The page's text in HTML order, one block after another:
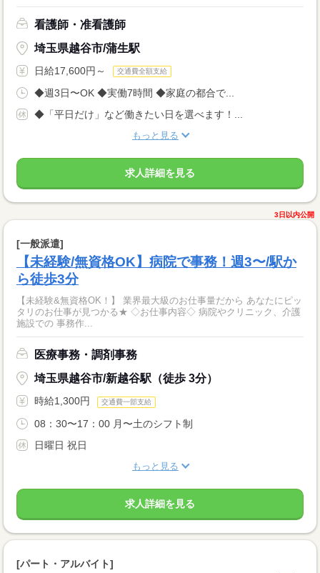
看護師・准看護師
埼玉県越谷市/蒲生駅
日給17,600円～ 交通費全額支給
◆週3日〜OK ◆実働7時間 ◆家庭の都合で...
◆「平日だけ」など働きたい日を選べます！...
もっと見る
求人詳細を見る
3日以内公開
[一般派遣]
【未経験/無資格OK】病院で事務！週3〜/駅か
ら徒歩3分
【未経験&無資格OK！】 業界最大級のお仕事量だから あなたにピッ
タリのお仕事が見つかる★ ◇お仕事内容◇ 病院やクリニック、介護
施設での 事務作...
医療事務・調剤事務
埼玉県越谷市/新越谷駅（徒歩 3分）
時給1,300円 交通費一部支給
08：30〜17：00 月〜土のシフト制
日曜日 祝日
もっと見る
求人詳細を見る
[パート・アルバイト]